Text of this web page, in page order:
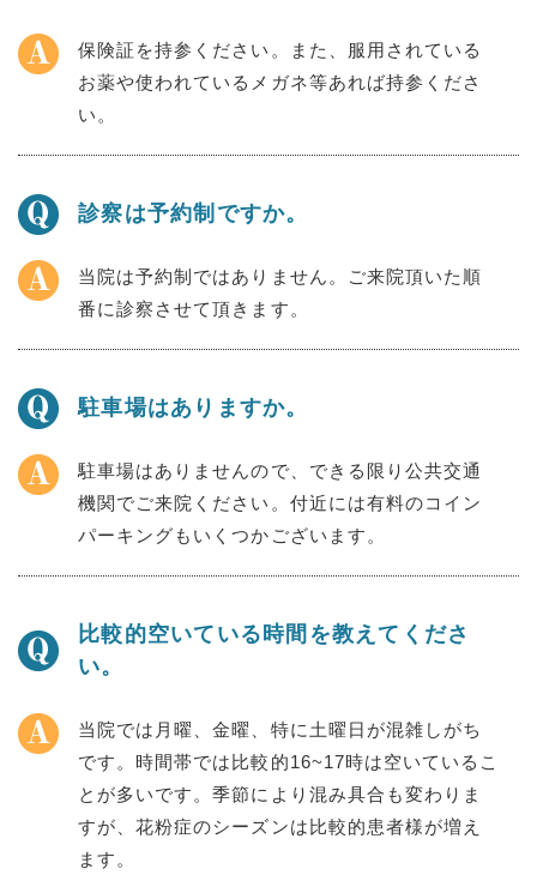
保険証を持参ください。また、服用されている
お薬や使われているメガネ等あれば持参くださ
い。
診察は予約制ですか。
当院は予約制ではありません。ご来院頂いた順
番に診察させて頂きます。
駐車場はありますか。
駐車場はありませんので、できる限り公共交通
機関でご来院ください。付近には有料のコイン
パーキングもいくつかございます。
比較的空いている時間を教えてくださ
い。
当院では月曜、金曜、特に土曜日が混雑しがち
です。時間帯では比較的16~17時は空いているこ
とが多いです。季節により混み具合も変わりま
すが、花粉症のシーズンは比較的患者様が増え
ます。